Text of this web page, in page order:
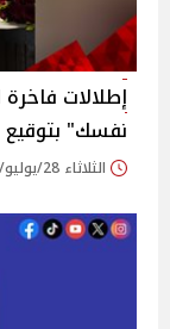
إطلالات
نفسك"
الثلاثاء 28/يوليو/2026 - 05:36 م